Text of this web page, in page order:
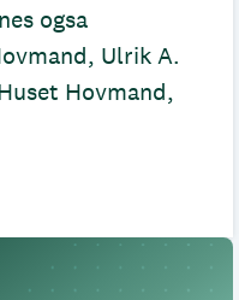
ogsa
Ulrik A.
Hovmand,